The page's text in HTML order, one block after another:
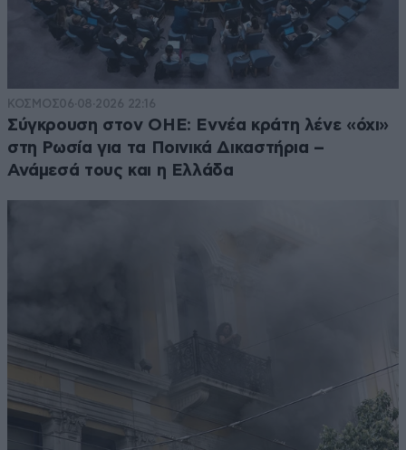
ΚΟΣΜΟΣ06·08·2026 22:16
Σύγκρουση στον ΟΗΕ: Εννέα κράτη λένε «όχι»
στη Ρωσία για τα Ποινικά Δικαστήρια –
Ανάμεσά τους και η Ελλάδα